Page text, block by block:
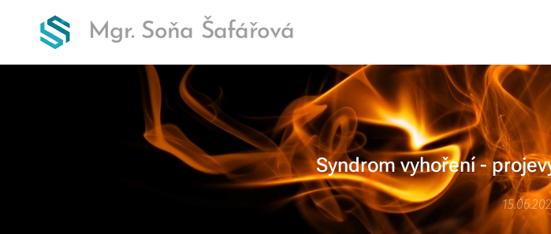
Mgr. Soňa Šafářová
Syndrom vyhoření -